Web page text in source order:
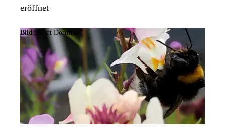
eröffnet
Bild: Stadt Dortmund